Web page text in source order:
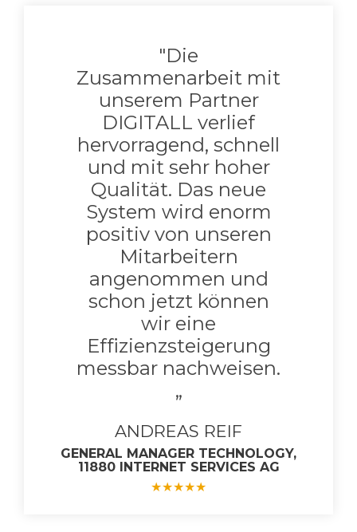
"Die
Zusammenarbeit mit
unserem Partner
DIGITALL verlief
hervorragend, schnell
und mit sehr hoher
Qualität. Das neue
System wird enorm
positiv von unseren
Mitarbeitern
angenommen und
schon jetzt können
wir eine
Effizienzsteigerung
messbar nachweisen.
„
ANDREAS REIF
GENERAL MANAGER TECHNOLOGY,
11880 INTERNET SERVICES AG​
★★★★★